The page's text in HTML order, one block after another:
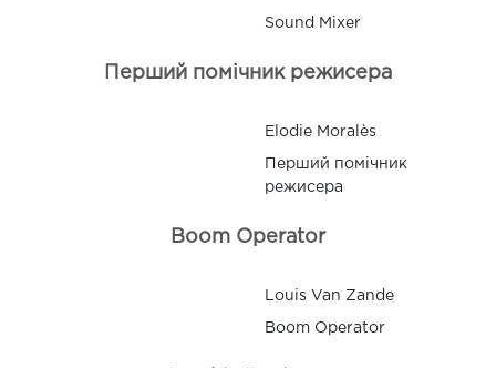
Sound Mixer
Перший помічник режисера
Elodie Moralès
Перший помічник
режисера
Boom Operator
Louis Van Zande
Boom Operator